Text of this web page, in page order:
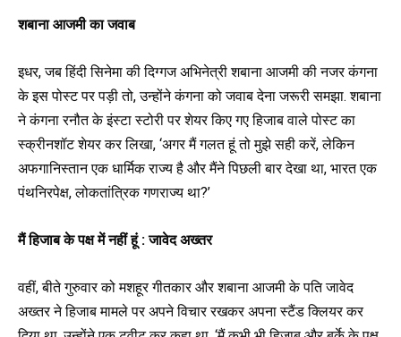
शबाना आजमी का जवाब
इधर, जब हिंदी सिनेमा की दिग्गज अभिनेत्री शबाना आजमी की नजर कंगना
के इस पोस्ट पर पड़ी तो, उन्होंने कंगना को जवाब देना जरूरी समझा. शबाना
ने कंगना रनौत के इंस्टा स्टोरी पर शेयर किए गए हिजाब वाले पोस्ट का
स्क्रीनशॉट शेयर कर लिखा, ‘अगर मैं गलत हूं तो मुझे सही करें, लेकिन
अफगानिस्तान एक धार्मिक राज्य है और मैंने पिछली बार देखा था, भारत एक
पंथनिरपेक्ष, लोकतांत्रिक गणराज्य था?’
मैं हिजाब के पक्ष में नहीं हूं : जावेद अख्तर
वहीं, बीते गुरुवार को मशहूर गीतकार और शबाना आजमी के पति जावेद
अख्तर ने हिजाब मामले पर अपने विचार रखकर अपना स्टैंड क्लियर कर